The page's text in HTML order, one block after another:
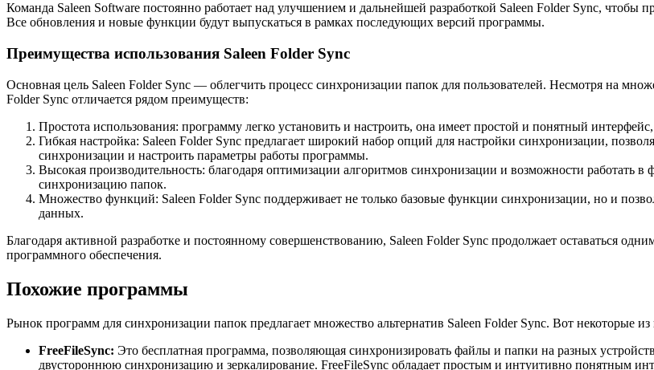
Команда Saleen Software постоянно работает над улучшением и дальнейшей разработкой Saleen Folder Sync, чтобы
Все обновления и новые функции будут выпускаться в рамках последующих версий программы.
Преимущества использования Saleen Folder Sync
Основная цель Saleen Folder Sync — облегчить процесс синхронизации папок для пользователей. Несмотря на
Folder Sync отличается рядом преимуществ:
Простота использования: программу легко установить и настроить, она имеет простой и понятный
Гибкая настройка: Saleen Folder Sync предлагает широкий набор опций для настройки синхронизации,
синхронизации и настроить параметры работы программы.
Высокая производительность: благодаря оптимизации алгоритмов синхронизации и возможности
синхронизацию папок.
Множество функций: Saleen Folder Sync поддерживает не только базовые функции синхронизации, но и
данных.
Благодаря активной разработке и постоянному совершенствованию, Saleen Folder Sync продолжает оставаться
программного обеспечения.
Похожие программы
Рынок программ для синхронизации папок предлагает множество альтернатив Saleen Folder Sync. Вот некоторые из
FreeFileSync: Это бесплатная программа, позволяющая синхронизировать файлы и папки на разных
двустороннюю синхронизацию и зеркалирование. FreeFileSync обладает простым и интуитивно понятным